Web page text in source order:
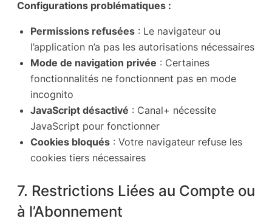
Configurations problématiques :
Permissions refusées : Le navigateur ou
l’application n’a pas les autorisations nécessaires
Mode de navigation privée : Certaines
fonctionnalités ne fonctionnent pas en mode
incognito
JavaScript désactivé : Canal+ nécessite
JavaScript pour fonctionner
Cookies bloqués : Votre navigateur refuse les
cookies tiers nécessaires
7. Restrictions Liées au Compte ou
à l’Abonnement